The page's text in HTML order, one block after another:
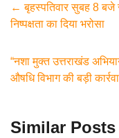
e
b
o
o
er s
A
p
p
← बृहस्पतिवार सुबह 8 बजे
निष्पक्षता का दिया भरोसा
“नशा मुक्त उत्तराखंड
औषधि विभाग की बड़ी
Similar Posts